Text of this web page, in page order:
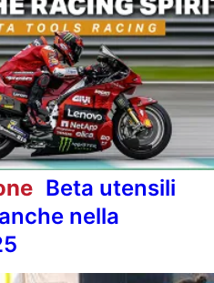
Beta utensili
nella